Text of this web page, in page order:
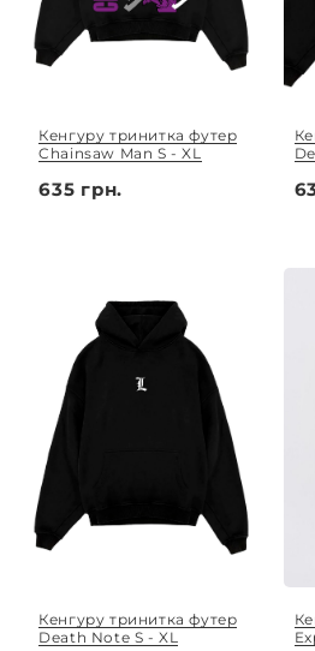
Кенгуру тринитка футер
Chainsaw Man S - XL
635 грн.
Кенгуру тринитка футер
Death Note S - XL